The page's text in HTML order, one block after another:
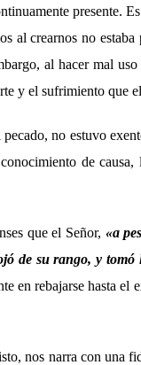
presente.
al crearnos no
al hacer mal
y el sufrimiento que
no estuvo
de
que el Señor, «a
de su rango, y
en rebajarse hasta el
nos narra con una